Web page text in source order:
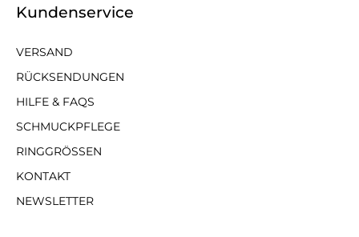
Kundenservice
VERSAND
RÜCKSENDUNGEN
HILFE & FAQS
SCHMUCKPFLEGE
RINGGRÖSSEN
KONTAKT
NEWSLETTER